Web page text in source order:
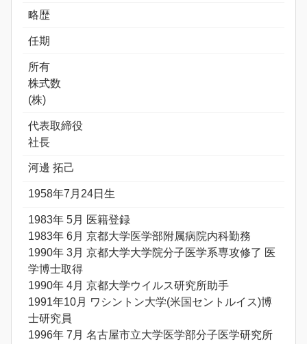
略歴
任期
所有
株式数
(株)
代表取締役
社長
河邊 拓己
1958年7月24日生
1983年 5月 医籍登録
1983年 6月 京都大学医学部附属病院内科勤務
1990年 3月 京都大学大学院分子医学系専攻修了 医
学博士取得
1990年 4月 京都大学ウイルス研究所助手
1991年10月 ワシントン大学(米国セントルイス)博
士研究員
1996年 7月 名古屋市立大学医学部分子医学研究所